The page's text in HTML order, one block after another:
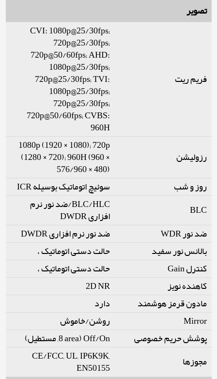
تصویر
فریم ریت
CVI: 1080p@25/30fps;
720p@25/30fps;
720p@50/60fps; AHD:
1080p@25/30fps;
720p@25/30fps; TVI:
1080p@25/30fps;
720p@25/30fps;
720p@50/60fps; CVBS:
960H
رزولیشن
1080p (1920 × 1080); 720p
(1280 × 720); 960H (960 ×
576/960 × 480)
روز و شب
سوئیچ اتوماتیک بوسیله ICR
BLC
BLC/HLC/ضد نور نرم
افزاری DWDR
ضد نور WDR
ضد نور نرم افزاری DWDR
بالانس نور سفید
حالت دستی اتوماتیک ،
کنترل Gain
حالت دستی اتوماتیک ،
کاهنده نویز
2D NR
مادون قرمز هوشمند
دارد
Mirror
روشن/خاموش
پوشش حریم خصوصی
Off/On (8 area, مستطیل)
مجوزها
CE/FCC, UL, IP6K9K,
EN50155